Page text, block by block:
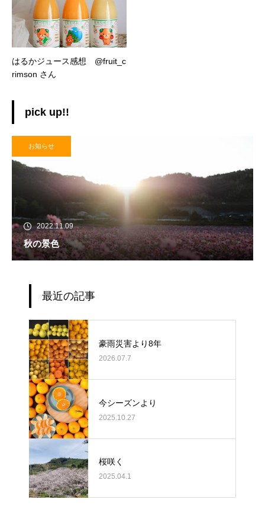
はるかジュース感想 @fruit_c
rimson さん
pick up!!
お知らせ
2022.11.09
秋の景色
最近の記事
豪雨災害より8年
2026.07.7
今シーズンより
2025.10.27
桜咲く
2025.04.1